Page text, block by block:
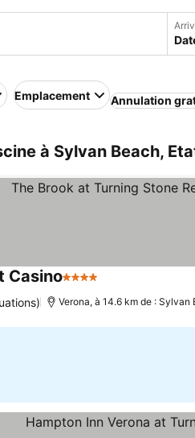
Emplacement Annulation
à Sylvan Beach,
Casino4 Étoiles
Verona, à 14.6 km de : Sylvan